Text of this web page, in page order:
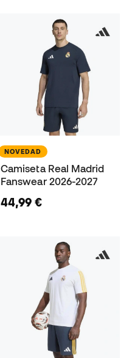
NOVEDAD
Camiseta Real Madrid
Fanswear 2026-2027
44,99 €